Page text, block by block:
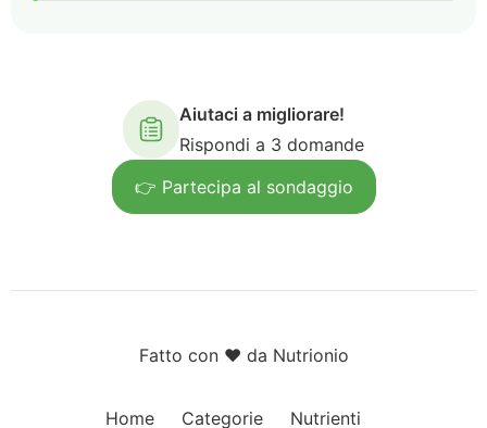
Aiutaci a migliorare!
Rispondi a 3 domande
👉 Partecipa al sondaggio
Fatto con ❤️ da Nutrionio
Home Categorie Nutrienti